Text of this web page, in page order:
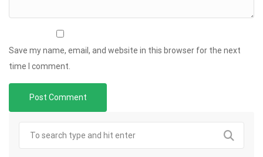
Save my name, email, and website in this browser for the next
time I comment.